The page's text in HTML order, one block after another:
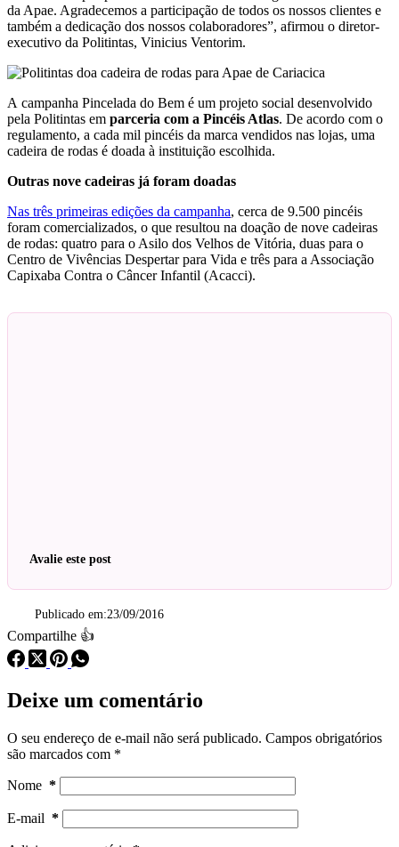
da Apae. Agradecemos a participação de todos os nossos clientes e
também a dedicação dos nossos colaboradores”, afirmou o diretor-
executivo da Politintas, Vinicius Ventorim.
A campanha Pincelada do Bem é um projeto social desenvolvido
pela Politintas em parceria com a Pincéis Atlas. De acordo com o
regulamento, a cada mil pincéis da marca vendidos nas lojas, uma
cadeira de rodas é doada à instituição escolhida.
Outras nove cadeiras já foram doadas
Nas três primeiras edições da campanha, cerca de 9.500 pincéis
foram comercializados, o que resultou na doação de nove cadeiras
de rodas: quatro para o Asilo dos Velhos de Vitória, duas para o
Centro de Vivências Despertar para Vida e três para a Associação
Capixaba Contra o Câncer Infantil (Acacci).
Avalie este post
Publicado em:23/09/2016
Compartilhe 👍
Deixe um comentário
O seu endereço de e-mail não será publicado. Campos obrigatórios
são marcados com *
Nome *
E-mail *